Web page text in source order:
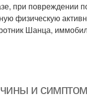
при повреждении
физическую
Шанца,
и